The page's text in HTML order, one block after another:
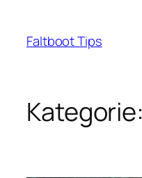
springen
Faltboot Tips
Kategorie: